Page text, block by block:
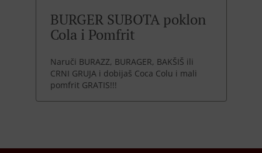
BURGER SUBOTA poklon
Cola i Pomfrit
Naruči BURAZZ, BURAGER, BAKŠIŠ ili
CRNI GRUJA i dobijaš Coca Colu i mali
pomfrit GRATIS!!!